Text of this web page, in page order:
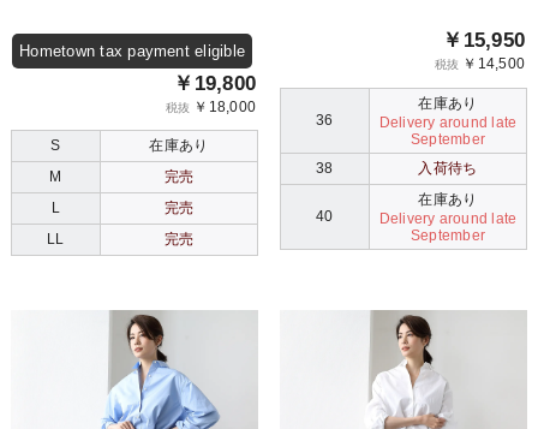
Hometown tax payment eligible
￥19,800
税抜 ￥18,000
S
在庫あり
M
完売
L
完売
LL
完売
￥15,950
税抜 ￥14,500
36
在庫あり
Delivery around late
September
38
入荷待ち
40
在庫あり
Delivery around late
September